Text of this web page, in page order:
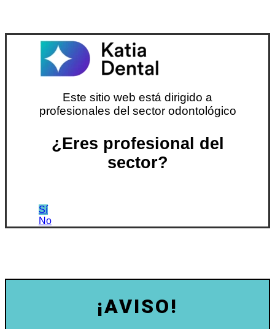
Este sitio web está dirigido a
profesionales del sector odontológico
¿Eres profesional del
sector?
Sí
No
¡AVISO!